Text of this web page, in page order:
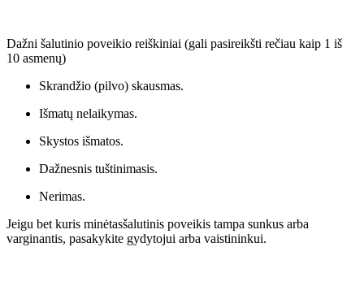
Dažni šalutinio poveikio reiškiniai (gali pasireikšti rečiau kaip 1 iš
10 asmenų)
Skrandžio (pilvo) skausmas.
Išmatų nelaikymas.
Skystos išmatos.
Dažnesnis tuštinimasis.
Nerimas.
Jeigu bet kuris minėtasšalutinis poveikis tampa sunkus arba
varginantis, pasakykite gydytojui arba vaistininkui.